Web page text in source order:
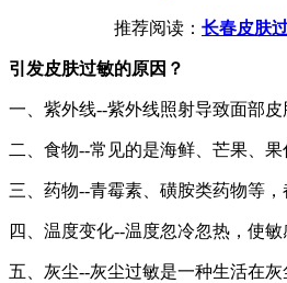
推荐阅读： 长春皮肤
引发皮肤过敏的原因？
一、紫外线--紫外线照射导致面部皮
二、食物--常见的是海鲜、芒果、果
三、药物--青霉素、磺胺类药物等，
四、温度变化--温度忽冷忽热，使敏
五、灰尘--灰尘过敏是一种生活在